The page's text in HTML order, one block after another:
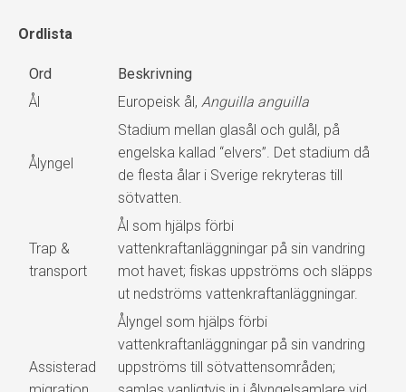
Ordlista
Ord
Beskrivning
Ål
Europeisk ål, Anguilla anguilla
Ålyngel
Stadium mellan glasål och gulål, på
engelska kallad “elvers”. Det stadium då
de flesta ålar i Sverige rekryteras till
sötvatten.
Trap &
transport
Ål som hjälps förbi
vattenkraftanläggningar på sin vandring
mot havet; fiskas uppströms och släpps
ut nedströms vattenkraftanläggningar.
Assisterad
Ålyngel som hjälps förbi
vattenkraftanläggningar på sin vandring
uppströms till sötvattensområden;